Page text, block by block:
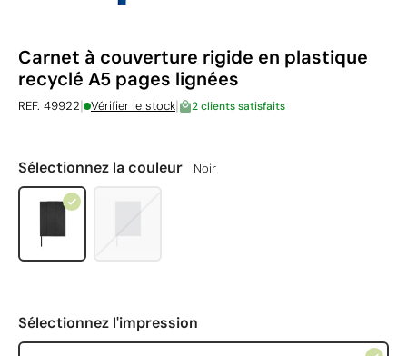
Carnet à couverture rigide en plastique
recyclé A5 pages lignées
REF. 49922| Vérifier le stock| 2 clients satisfaits
Sélectionnez la couleur Noir
Sélectionnez l'impression